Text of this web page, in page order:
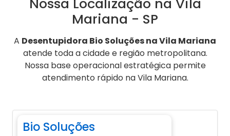
Mariana - SP
A Desentupidora Bio Soluções na Vila Mariana
atende toda a cidade e região metropolitana.
Nossa base operacional estratégica permite
atendimento rápido na Vila Mariana.
Bio Soluções